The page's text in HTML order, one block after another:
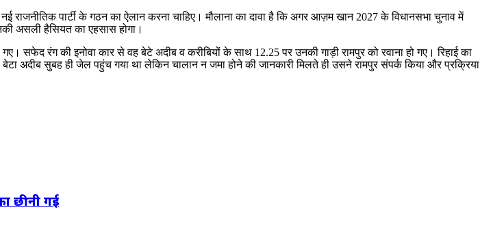
पार्टी के गठन का ऐलान करना चाहिए। मौलाना का दावा है कि अगर आज़म खान 2027 के विधानसभा चुनाव में
असली हैसियत का एहसास होगा।
सफेद रंग की इनोवा कार से वह बेटे अदीब व करीबियों के साथ 12.25 पर उनकी गाड़ी रामपुर को रवाना हो गए। रिहाई का
अदीब सुबह ही जेल पहुंच गया था लेकिन चालान न जमा होने की जानकारी मिलते ही उसने रामपुर संपर्क किया और प्रक्रिया
छीनी गई